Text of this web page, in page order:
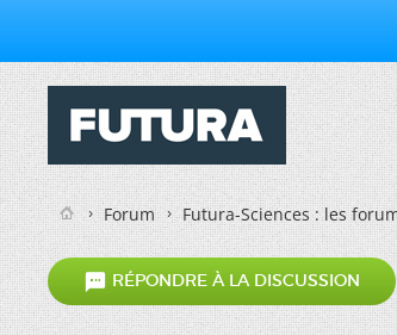
Forum Futura-Sciences : les
 RÉPONDRE À LA DISCUSSION